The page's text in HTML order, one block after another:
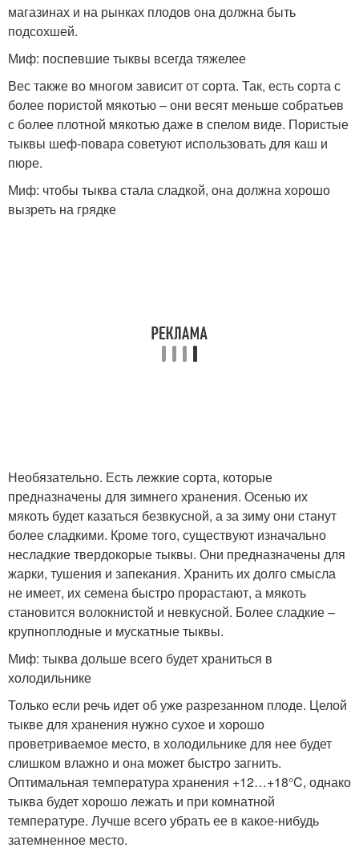
магазинах и на рынках плодов она должна быть
подсохшей.
Миф: поспевшие тыквы всегда тяжелее
Вес также во многом зависит от сорта. Так, есть сорта с
более пористой мякотью – они весят меньше собратьев
с более плотной мякотью даже в спелом виде. Пористые
тыквы шеф-повара советуют использовать для каш и
пюре.
Миф: чтобы тыква стала сладкой, она должна хорошо
вызреть на грядке
Необязательно. Есть лежкие сорта, которые
предназначены для зимнего хранения. Осенью их
мякоть будет казаться безвкусной, а за зиму они станут
более сладкими. Кроме того, существуют изначально
несладкие твердокорые тыквы. Они предназначены для
жарки, тушения и запекания. Хранить их долго смысла
не имеет, их семена быстро прорастают, а мякоть
становится волокнистой и невкусной. Более сладкие –
крупноплодные и мускатные тыквы.
Миф: тыква дольше всего будет храниться в
холодильнике
Только если речь идет об уже разрезанном плоде. Целой
тыкве для хранения нужно сухое и хорошо
проветриваемое место, в холодильнике для нее будет
слишком влажно и она может быстро загнить.
Оптимальная температура хранения +12…+18°C, однако
тыква будет хорошо лежать и при комнатной
температуре. Лучше всего убрать ее в какое-нибудь
затемненное место.